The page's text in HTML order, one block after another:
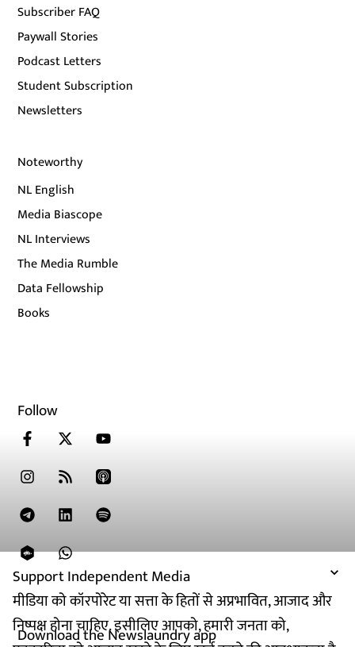
Support Independent Media
मीडिया को कॉरपोरेट या सत्ता के हितों से अप्रभावित, आजाद और
निष्पक्ष होना चाहिए. इसीलिए आपको, हमारी जनता को,
Subscriber FAQ
Paywall Stories
Podcast Letters
Student Subscription
Newsletters
Noteworthy
NL English
Media Biascope
NL Interviews
The Media Rumble
Data Fellowship
Books
Follow
Download the Newslaundry app